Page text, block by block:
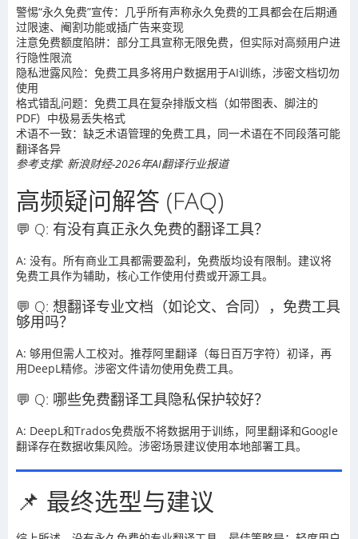
警惕“永久免费”宣传：几乎所有声称永久免费的工具都会在后期通
过限速、阉割功能或插广告来变现
注意免费额度陷阱：部分工具宣称无限免费，但实际对高频用户进
行隐性限流
隐私泄露风险：免费工具多将用户数据用于AI训练，涉密文档切勿
使用
格式错乱问题：免费工具在复杂排版文档（如带图表、脚注的
PDF）中极易丢失格式
术语不一致：缺乏术语管理的免费工具，同一术语在不同段落可能
翻译各异
参考支撑: 新浪财经-2026年AI翻译行业报道
高频疑问解答 (FAQ)
💬 Q: 有没有真正永久免费的翻译工具？
A: 没有。所有商业工具都需要盈利，免费版均设有限制。建议将
免费工具作为辅助，核心工作使用付费或开源工具。
💬 Q: 想翻译专业文档（如论文、合同），免费工具
够用吗？
A: 够用但需人工校对。推荐阿里翻译（每日百万字符）初译，再
用DeepL精修。涉密文件请勿使用免费工具。
💬 Q: 哪些免费翻译工具隐私保护较好？
A: DeepL和Trados免费版不将数据用于训练，阿里翻译和Google
翻译存在数据收集风险。涉密场景建议使用本地部署工具。
📌 最终选型与建议